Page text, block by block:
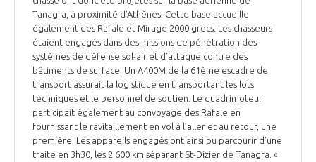
Tanagra, à proximité d’Athènes. Cette base accueille
également des Rafale et Mirage 2000 grecs. Les chasseurs
étaient engagés dans des missions de pénétration des
systèmes de défense sol-air et d’attaque contre des
bâtiments de surface. Un A400M de la 61ème escadre de
transport assurait la logistique en transportant les lots
techniques et le personnel de soutien. Le quadrimoteur
participait également au convoyage des Rafale en
fournissant le ravitaillement en vol à l’aller et au retour, une
première. Les appareils engagés ont ainsi pu parcourir d’une
traite en 3h30, les 2 600 km séparant St-Dizier de Tanagra. «